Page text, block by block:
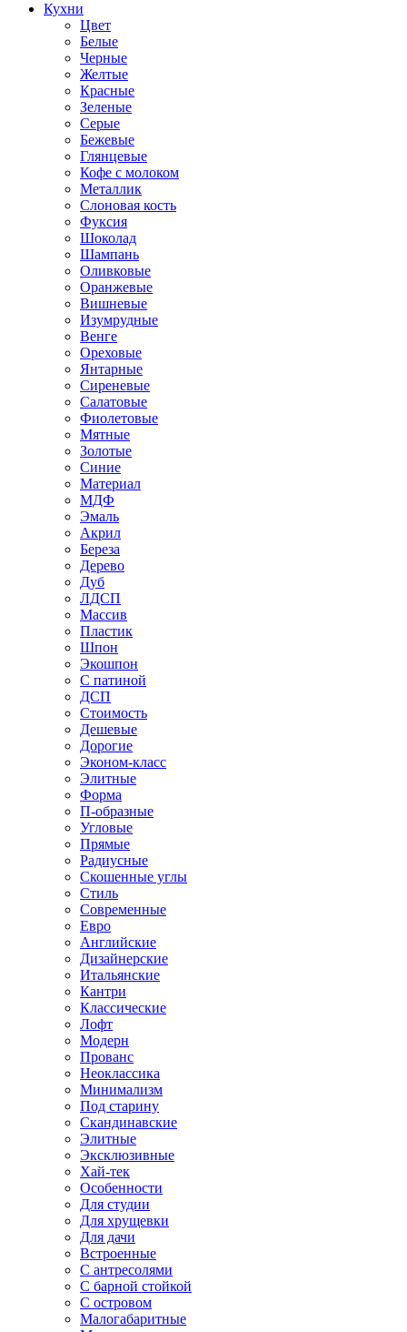
Кухни
Цвет
Белые
Черные
Желтые
Красные
Зеленые
Серые
Бежевые
Глянцевые
Кофе с молоком
Металлик
Слоновая кость
Фуксия
Шоколад
Шампань
Оливковые
Оранжевые
Вишневые
Изумрудные
Венге
Ореховые
Янтарные
Сиреневые
Салатовые
Фиолетовые
Мятные
Золотые
Синие
Материал
МДФ
Эмаль
Акрил
Береза
Дерево
Дуб
ЛДСП
Массив
Пластик
Шпон
Экошпон
С патиной
ДСП
Стоимость
Дешевые
Дорогие
Эконом-класс
Элитные
Форма
П-образные
Угловые
Прямые
Радиусные
Скошенные углы
Стиль
Современные
Евро
Английские
Дизайнерские
Итальянские
Кантри
Классические
Лофт
Модерн
Прованс
Неоклассика
Минимализм
Под старину
Скандинавские
Элитные
Эксклюзивные
Хай-тек
Особенности
Для студии
Для хрущевки
Для дачи
Встроенные
С антресолями
С барной стойкой
С островом
Малогабаритные